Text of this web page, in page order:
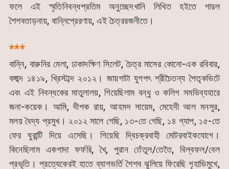
ফলে এই স্মৃতিনিবন্ধপ্রতিম অনুচ্ছেদখানি লিখিত হইতে পারল
শৈশবতাড়নায়, বান্নিপ্রেরণায়, এই চৈত্ররজনীতে।
***
বান্নি, বারুনির মেলা, ঢাকাদক্ষিণ সিলেট, চৈত্র মাসের কোনো-এক রবিবার,
বঙ্গাব্দ ১৪১৯, খ্রিস্টাব্দ ২০১২। জায়গাটা যুগপৎ শ্রীচৈতন্য পৈতৃকভিটে
এবং এই নিবন্ধকের মাতুলালয়, গিয়েছিলাম বন্ধু ও কলিগ সমভিব্যহারে
জনা-কয়েক। আমি, দীপক রায়, আহমদ সায়েম, মেহেদী আল মনসুর,
মলয় বৈদ্য প্রমুখ। ২০১২ সালে গেছি, ১৩-তে গেছি, ১৪ গ্যাপ, ১৫-তে
ফের ঘুরান্টি দিয়ে এসেছি। গিয়েছি দ্বিচক্রবাহী মোটরবাইকযোগে।
কিনেছিলাম একগাদা ফর্ফরি, খৈ, পুরান তেঁতুল/তেতৈ, বিল্বফল/বেল
প্রভৃতি। প্রত্যেকেরই হাতে ব্যাগভর্তি শৈশব ঝুলিয়ে ফিরেছি গৃহাভিমুখে,